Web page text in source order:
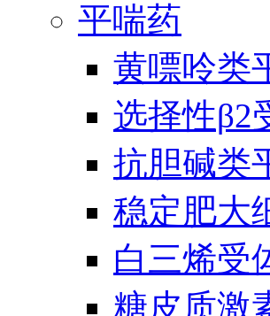
平喘药
黄嘌呤类
选择性β2
抗胆碱类
稳定肥大
白三烯受
糖皮质激